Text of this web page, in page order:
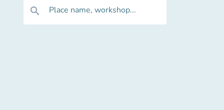
search Place name, workshop...